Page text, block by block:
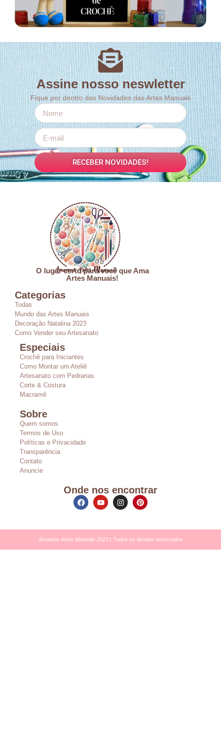
Assine nosso neswletter
Fique por dentro das Novidades das Artes Manuais
RECEBER NOVIDADES!
O lugar certo para você que Ama
Artes Manuais!
Categorias
Todas
Mundo das Artes Manuais
Decoração Natalina 2023
Como Vender seu Artesanato
Especiais
Crochê para Iniciantes
Como Montar um Ateliê
Artesanato com Pedrarias
Corte & Costura
Macramê
Sobre
Quem somos
Termos de Uso
Políticas e Privacidade
Transparência
Contato
Anuncie
Onde nos encontrar
Amamos Artes Manuais 2023 | Todos os direitos reservados